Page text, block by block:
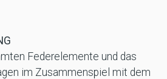
Federelemente und das
im Zusammenspiel mit dem